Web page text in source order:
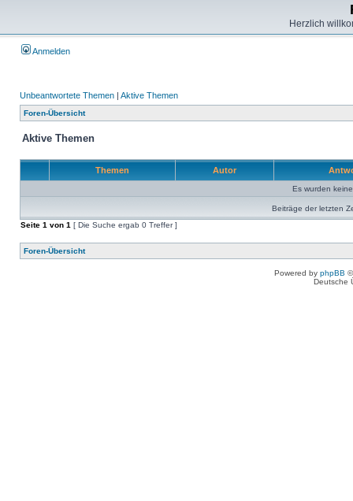
Herzlich
Anmelden
Unbeantwortete Themen | Aktive Themen
Foren-Übersicht
Aktive Themen
Themen Autor
Es wurden
Beiträge der letzten
Seite 1 von 1 [ Die Suche ergab 0 Treffer ]
Foren-Übersicht
Powered by phpBB
Deutsche